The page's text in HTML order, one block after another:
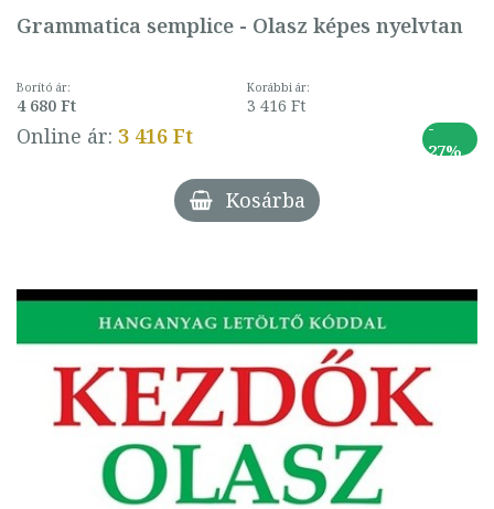
Grammatica semplice - Olasz képes nyelvtan
Borító ár:
4 680 Ft
Korábbi ár:
3 416 Ft
Online ár: 3 416 Ft
-
27%
Kosárba